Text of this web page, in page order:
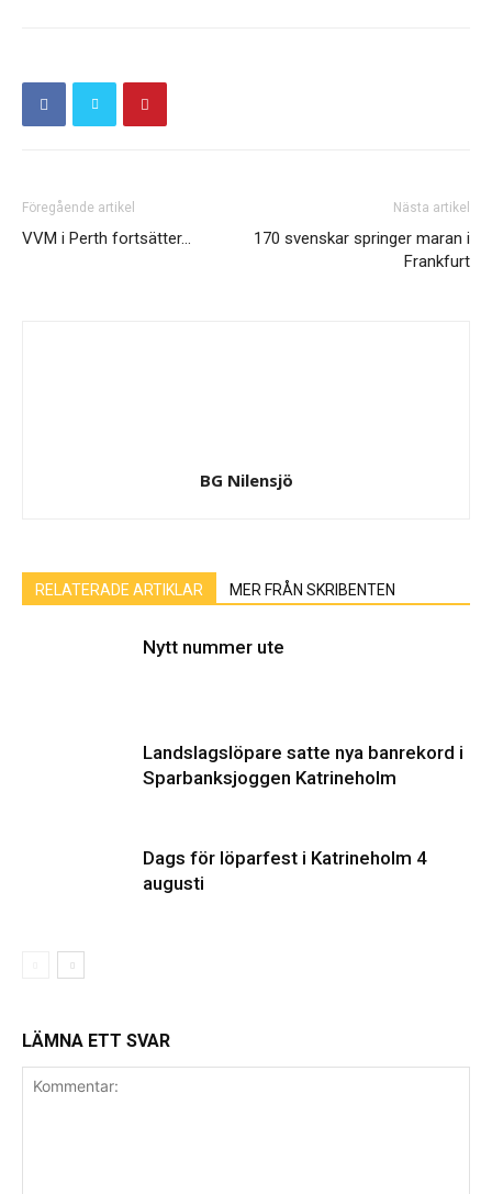
Föregående artikel
VVM i Perth fortsätter…
Nästa artikel
170 svenskar springer maran i
Frankfurt
BG Nilensjö
RELATERADE ARTIKLAR MER FRÅN SKRIBENTEN
Nytt nummer ute
Landslagslöpare satte nya banrekord i
Sparbanksjoggen Katrineholm
Dags för löparfest i Katrineholm 4
augusti
LÄMNA ETT SVAR